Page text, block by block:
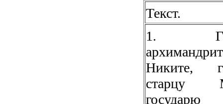
Текст.
1.
Никите,
старцу
государю